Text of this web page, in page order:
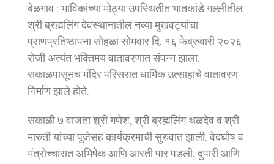
बेळगाव : भाविकांच्या मोठ्या उपस्थितीत भातकांडे गल्लीतील
श्री ब्रह्मलिंग देवस्थानातील नव्या मुखवट्यांचा
प्राणप्रतिष्ठापना सोहळा सोमवार दि. १६ फेब्रुवारी २०२६
रोजी अत्यंत भक्तिमय वातावरणात संपन्न झाला.
सकाळपासूनच मंदिर परिसरात धार्मिक उत्साहाचे वातावरण
निर्माण झाले होते.
सकाळी ७ वाजता श्री गणेश, श्री ब्रह्मलिंग थळदेव व श्री
मारुती यांच्या पूजेसह कार्यक्रमाची सुरुवात झाली. वेदघोष व
मंत्रोच्चारात अभिषेक आणि आरती पार पडली. दुपारी आणि